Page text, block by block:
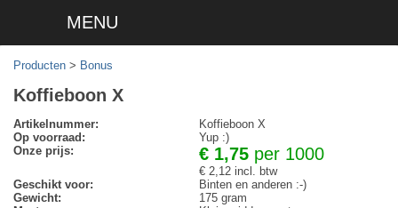
MENU
Producten > Bonus
Koffieboon X
Artikelnummer:
Koffieboon X
Op voorraad:
Yup :)
Onze prijs:
€ 1,75 per 1000
€ 2,12 incl. btw
Geschikt voor:
Binten en anderen :-)
Gewicht:
175 gram